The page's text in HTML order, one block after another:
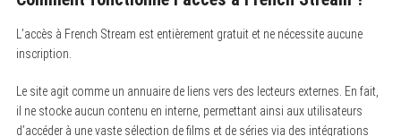
L’accès à French Stream est entièrement gratuit et ne nécessite aucune
inscription.
Le site agit comme un annuaire de liens vers des lecteurs externes. En fait,
il ne stocke aucun contenu en interne, permettant ainsi aux utilisateurs
d’accéder à une vaste sélection de films et de séries via des intégrations